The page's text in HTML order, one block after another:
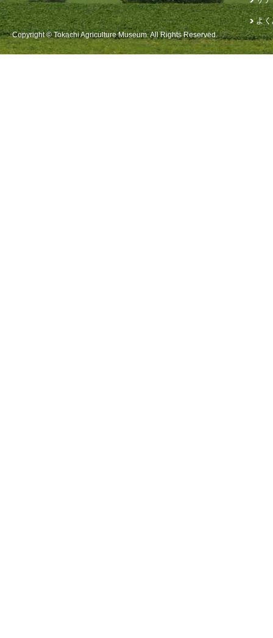
よ
Copyright © Tokachi Agriculture Museum. All Rights Reserved.